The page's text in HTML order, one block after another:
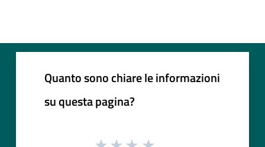
Quanto sono chiare le informazioni
su questa pagina?